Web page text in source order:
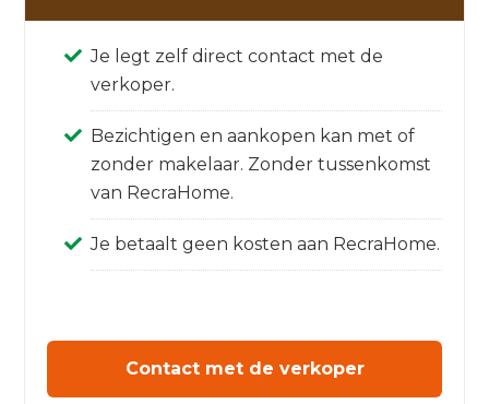
Je legt zelf direct contact met de
verkoper.
Bezichtigen en aankopen kan met of
zonder makelaar. Zonder tussenkomst
van RecraHome.
Je betaalt geen kosten aan RecraHome.
Contact met de verkoper